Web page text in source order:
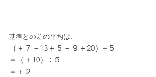
基準との差の平均は、
（＋７－13＋５－９＋20）÷５
＝（＋10）÷５
＝＋２